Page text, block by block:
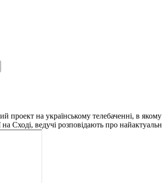
на українському телебаченні, в
Сході, ведучі розповідають про